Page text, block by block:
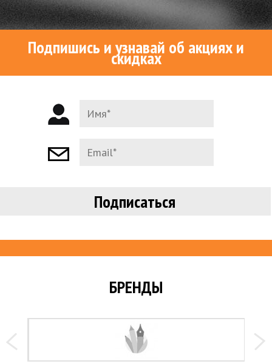
всі іграшки відповідають вимогам Технічного регламенту
безпечності іграшок
Подпишись и узнавай об акциях и
скидках
БРЕНДЫ